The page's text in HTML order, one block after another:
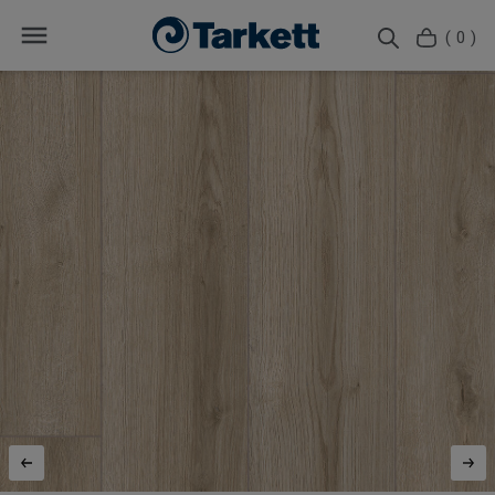
( 0 )